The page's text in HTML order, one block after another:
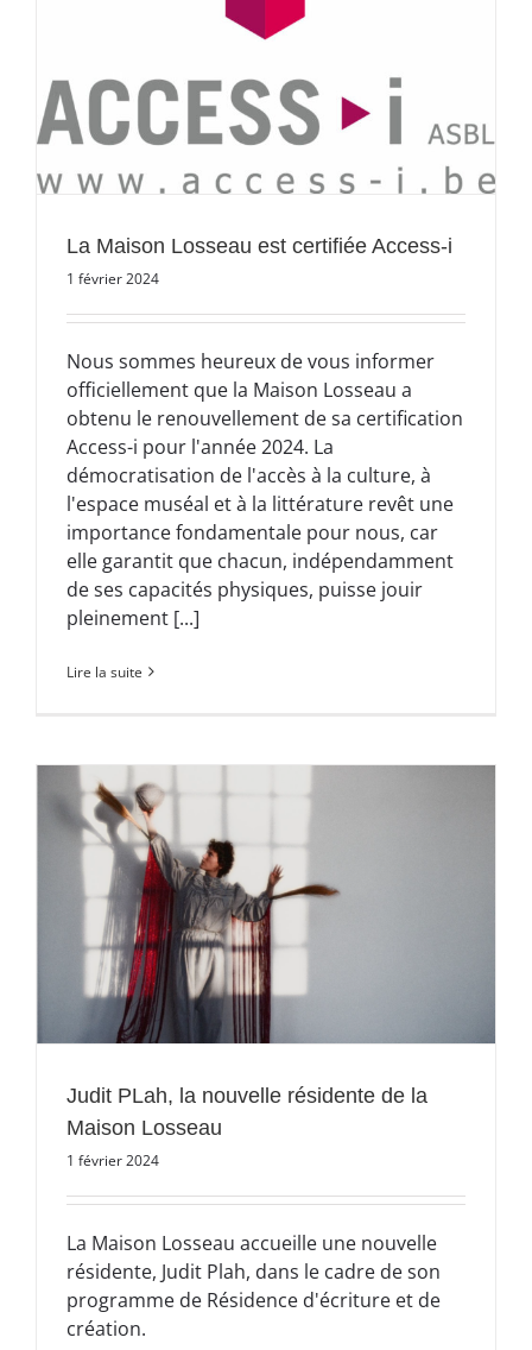
La Maison Losseau est certifiée Access-i
1 février 2024
Nous sommes heureux de vous informer
officiellement que la Maison Losseau a
obtenu le renouvellement de sa certification
Access-i pour l'année 2024. La
démocratisation de l'accès à la culture, à
l'espace muséal et à la littérature revêt une
importance fondamentale pour nous, car
elle garantit que chacun, indépendamment
de ses capacités physiques, puisse jouir
pleinement [...]
Lire la suite
Judit PLah, la nouvelle résidente de la
Maison Losseau
1 février 2024
La Maison Losseau accueille une nouvelle
résidente, Judit Plah, dans le cadre de son
programme de Résidence d'écriture et de
création.